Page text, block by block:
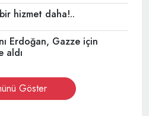
hizmet daha!..
Erdoğan, Gazze için
aldı
Göster